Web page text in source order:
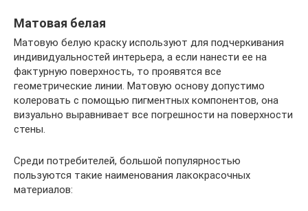
Матовая белая
Матовую белую краску используют для подчеркивания
индивидуальностей интерьера, а если нанести ее на
фактурную поверхность, то проявятся все
геометрические линии. Матовую основу допустимо
колеровать с помощью пигментных компонентов, она
визуально выравнивает все погрешности на поверхности
стены.
Среди потребителей, большой популярностью
пользуются такие наименования лакокрасочных
материалов: